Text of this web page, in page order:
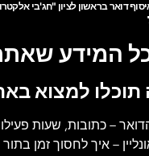
דואר בראשון לציון "חג'בי
כל המידע
תוכלו למצוא
– כתובות, שעות
– איך לחסוך זמן בתור